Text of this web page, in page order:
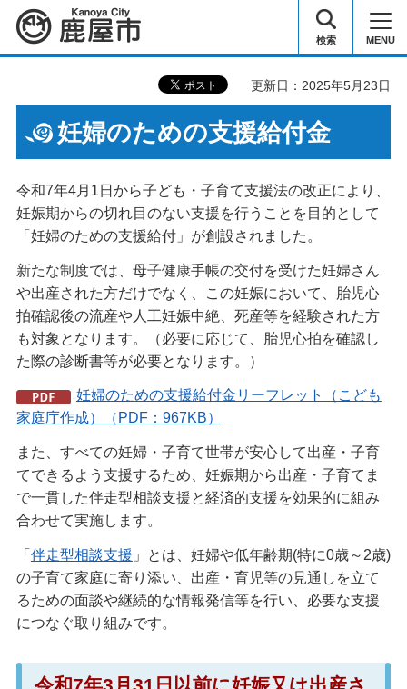
鹿屋市 検索 MENU
更新日：2025年5月23日
妊婦のための支援給付金
令和7年4月1日から子ども・子育て支援法の改正により、
妊娠期からの切れ目のない支援を行うことを目的として
「妊婦のための支援給付」が創設されました。
新たな制度では、母子健康手帳の交付を受けた妊婦さん
や出産された方だけでなく、この妊娠において、胎児心
拍確認後の流産や人工妊娠中絶、死産等を経験された方
も対象となります。（必要に応じて、胎児心拍を確認し
た際の診断書等が必要となります。）
妊婦のための支援給付金リーフレット（こども
家庭庁作成）（PDF：967KB）
また、すべての妊婦・子育て世帯が安心して出産・子育
てできるよう支援するため、妊娠期から出産・子育てま
で一貫した伴走型相談支援と経済的支援を効果的に組み
合わせて実施します。
「 伴走型相談支援 」とは、妊婦や低年齢期(特に0歳～2歳)
の子育て家庭に寄り添い、出産・育児等の見通しを立て
るための面談や継続的な情報発信等を行い、必要な支援
につなぐ取り組みです。